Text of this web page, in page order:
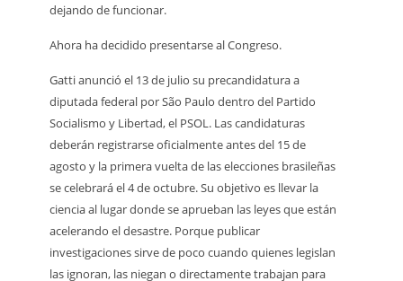
dejando de funcionar.
Ahora ha decidido presentarse al Congreso.
Gatti anunció el 13 de julio su precandidatura a
diputada federal por São Paulo dentro del Partido
Socialismo y Libertad, el PSOL. Las candidaturas
deberán registrarse oficialmente antes del 15 de
agosto y la primera vuelta de las elecciones brasileñas
se celebrará el 4 de octubre. Su objetivo es llevar la
ciencia al lugar donde se aprueban las leyes que están
acelerando el desastre. Porque publicar
investigaciones sirve de poco cuando quienes legislan
las ignoran, las niegan o directamente trabajan para